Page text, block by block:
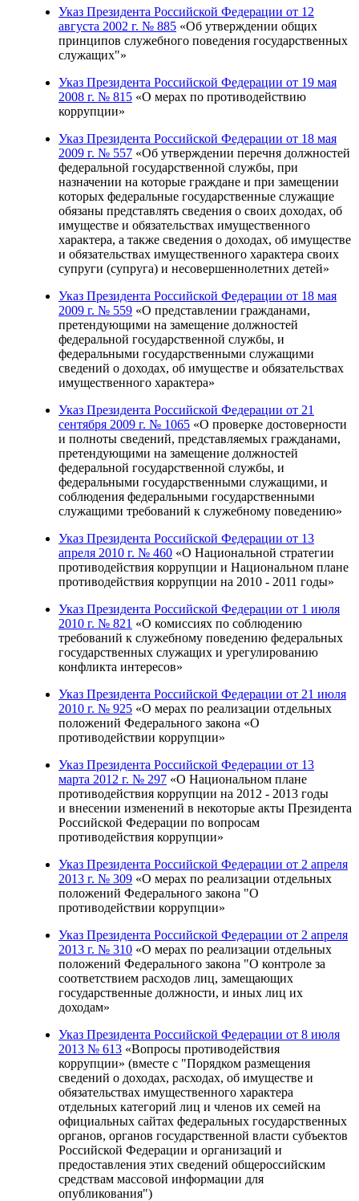
Указ Президента Российской Федерации от 12
августа 2002 г. № 885 «Об утверждении общих
принципов служебного поведения государственных
служащих"»
Указ Президента Российской Федерации от 19 мая
2008 г. № 815 «О мерах по противодействию
коррупции»
Указ Президента Российской Федерации от 18 мая
2009 г. № 557 «Об утверждении перечня должностей
федеральной государственной службы, при
назначении на которые граждане и при замещении
которых федеральные государственные служащие
обязаны представлять сведения о своих доходах, об
имуществе и обязательствах имущественного
характера, а также сведения о доходах, об имуществе
и обязательствах имущественного характера своих
супруги (супруга) и несовершеннолетних детей»
Указ Президента Российской Федерации от 18 мая
2009 г. № 559 «О представлении гражданами,
претендующими на замещение должностей
федеральной государственной службы, и
федеральными государственными служащими
сведений о доходах, об имуществе и обязательствах
имущественного характера»
Указ Президента Российской Федерации от 21
сентября 2009 г. № 1065 «О проверке достоверности
и полноты сведений, представляемых гражданами,
претендующими на замещение должностей
федеральной государственной службы, и
федеральными государственными служащими, и
соблюдения федеральными государственными
служащими требований к служебному поведению»
Указ Президента Российской Федерации от 13
апреля 2010 г. № 460 «О Национальной стратегии
противодействия коррупции и Национальном плане
противодействия коррупции на 2010 - 2011 годы»
Указ Президента Российской Федерации от 1 июля
2010 г. № 821 «О комиссиях по соблюдению
требований к служебному поведению федеральных
государственных служащих и урегулированию
конфликта интересов»
Указ Президента Российской Федерации от 21 июля
2010 г. № 925 «О мерах по реализации отдельных
положений Федерального закона «О
противодействии коррупции»
Указ Президента Российской Федерации от 13
марта 2012 г. № 297 «О Национальном плане
противодействия коррупции на 2012 - 2013 годы
и внесении изменений в некоторые акты Президента
Российской Федерации по вопросам
противодействия коррупции»
Указ Президента Российской Федерации от 2 апреля
2013 г. № 309 «О мерах по реализации отдельных
положений Федерального закона "О
противодействии коррупции»
Указ Президента Российской Федерации от 2 апреля
2013 г. № 310 «О мерах по реализации отдельных
положений Федерального закона "О контроле за
соответствием расходов лиц, замещающих
государственные должности, и иных лиц их
доходам»
Указ Президента Российской Федерации от 8 июля
2013 № 613 «Вопросы противодействия
коррупции» (вместе с "Порядком размещения
сведений о доходах, расходах, об имуществе и
обязательствах имущественного характера
отдельных категорий лиц и членов их семей на
официальных сайтах федеральных государственных
органов, органов государственной власти субъектов
Российской Федерации и организаций и
предоставления этих сведений общероссийским
средствам массовой информации для
опубликования")